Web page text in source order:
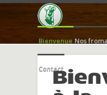
Bienvenue Nos
Contact